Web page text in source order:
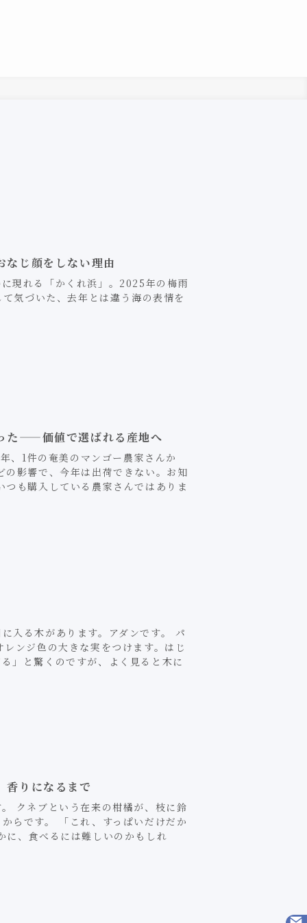
なじ顔をしない理由
現れる「かくれ浜」。2025年の梅雨
気づいた、去年とは違う海の表情を
た——価値で選ばれる産地へ
、1件の奄美のマンゴー農家さんか
影響で、今年は出荷できない。お知
も購入している農家さんではありま
入る木があります。アダンです。 パ
ンジ色の大きな実をつけます。はじ
」と驚くのですが、よく見ると木に
香りになるまで
クネブという在来の柑橘が、枝に鈴
らです。 「これ、すっぱいだけだか
に、食べるには難しいのかもしれ